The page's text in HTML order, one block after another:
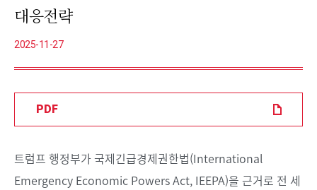
대응전략
2025-11-27
PDF
트럼프 행정부가 국제긴급경제권한법(International
Emergency Economic Powers Act, IEEPA)을 근거로 전 세